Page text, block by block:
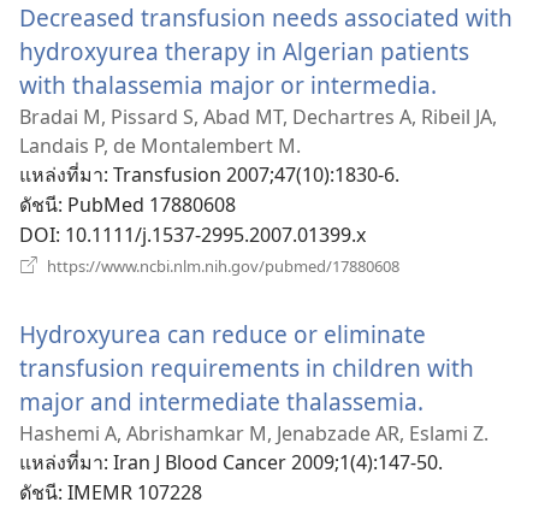
Decreased transfusion needs associated with
hydroxyurea therapy in Algerian patients
with thalassemia major or intermedia.
หน้าต่าง
Bradai M, Pissard S, Abad MT, Dechartres A, Ribeil JA,
Landais P, de Montalembert M.
แหล่งที่มา‎: Transfusion 2007;47(10):1830-6.
ดัชนี‎: PubMed 17880608
DOI‎: 10.1111/j.1537-2995.2007.01399.x
https://www.ncbi.nlm.nih.gov/pubmed/17880608
Hydroxyurea can reduce or eliminate
transfusion requirements in children with
major and intermediate thalassemia.
หน้าต่าง
ใหม่)
Hashemi A, Abrishamkar M, Jenabzade AR, Eslami Z.
แหล่งที่มา‎: Iran J Blood Cancer 2009;1(4):147-50.
ดัชนี‎: IMEMR 107228